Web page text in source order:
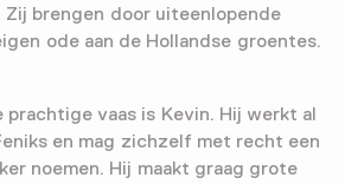
Zij brengen door uiteenlopende
ode aan de Hollandse groentes.
prachtige vaas is Kevin. Hij werkt al
en mag zichzelf met recht een
noemen. Hij maakt graag grote